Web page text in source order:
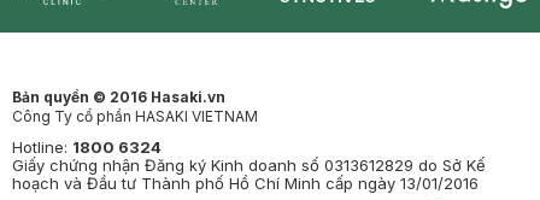
Bản quyền © 2016 Hasaki.vn
Công Ty cổ phần HASAKI VIETNAM
Hotline: 1800 6324
Giấy chứng nhận Đăng ký Kinh doanh số 0313612829 do Sở Kế
hoạch và Đầu tư Thành phố Hồ Chí Minh cấp ngày 13/01/2016